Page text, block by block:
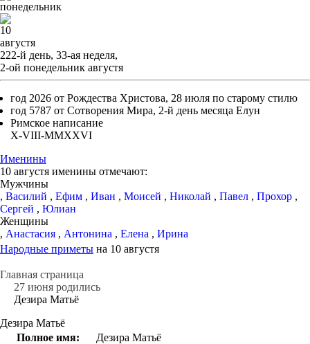
понедельник
10
августя
222-й день, 33-ая неделя,
2-ой понедельник августя
год 2026 от Рождества Христова, 28 июля по старому стилю
год 5787 от Сотворения Мира, 2-й день месяца Елун
Римское написание
X-VIII-MMXXVI
Именины
10 августя именины отмечают:
Мужчины
, Василий , Ефим , Иван , Моисей , Николай , Павел , Прохор ,
Сергей , Юлиан
Женщины
, Анастасия , Антонина , Елена , Ирина
Народные приметы на 10 августя
Главная страница
27 июня родились
Дезира Матьё
Дезира Матьё
Полное имя:
Дезира Матьё